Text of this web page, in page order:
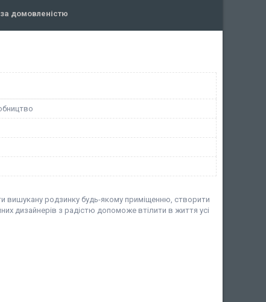
за домовленістю
вишукану родзинку будь-якому приміщенню, створити
дизайнерів з радістю допоможе втілити в життя усі